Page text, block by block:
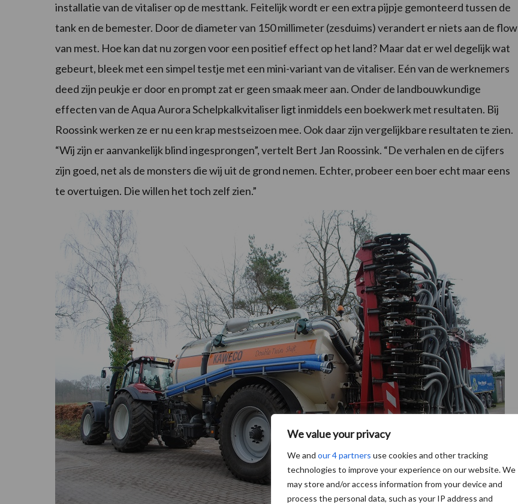
We value your privacy
We and our 4 partners use cookies and other tracking
technologies to improve your experience on our website. We
may store and/or access information from your device and
process the personal data, such as your IP address and
installatie van de vitaliser op de mesttank. Feitelijk wordt er een extra pijpje gemonteerd tussen de
tank en de bemester. Door de diameter van 150 millimeter (zesduims) verandert er niets aan de flow
van mest. Hoe kan dat nu zorgen voor een positief effect op het land? Maar dat er wel degelijk wat
gebeurt, bleek met een simpel testje met een mini-variant van de vitaliser. Eén van de werknemers
deed zijn peukje er door en prompt zat er geen smaak meer aan. Onder de landbouwkundige
effecten van de Aqua Aurora Schelpkalkvitaliser ligt inmiddels een boekwerk met resultaten. Bij
Roossink werken ze er nu een krap mestseizoen mee. Ook daar zijn vergelijkbare resultaten te zien.
“Wij zijn er aanvankelijk blind ingesprongen”, vertelt Bert Jan Roossink. “De verhalen en de cijfers
zijn goed, net als de monsters die wij uit de grond nemen. Echter, probeer een boer echt maar eens
te overtuigen. Die willen het toch zelf zien.”